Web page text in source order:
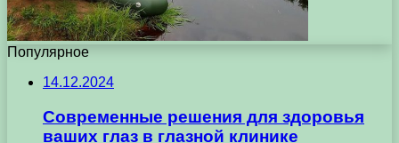
Популярное
14.12.2024
Современные решения для здоровья
ваших глаз в глазной клинике